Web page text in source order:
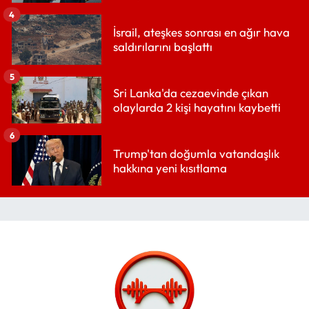
İsrail, ateşkes sonrası en ağır hava
saldırılarını başlattı
4
Sri Lanka'da cezaevinde çıkan
olaylarda 2 kişi hayatını kaybetti
5
Trump'tan doğumla vatandaşlık
hakkına yeni kısıtlama
6